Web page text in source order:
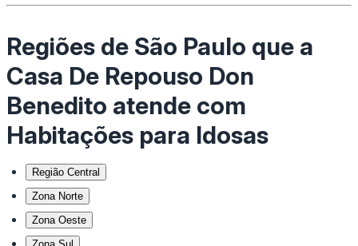
Regiões de São Paulo que a
Casa De Repouso Don
Benedito atende com
Habitações para Idosas
Região Central
Zona Norte
Zona Oeste